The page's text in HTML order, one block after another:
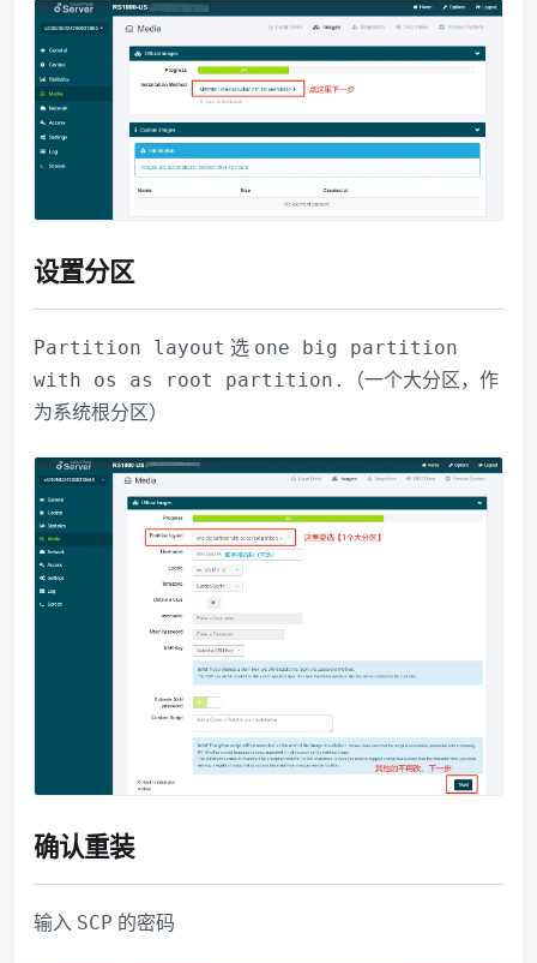
设置分区
Partition layout 选 one big partition
with os as root partition.
（一个大分区，作
为系统根分区）
确认重装
输入 SCP 的密码